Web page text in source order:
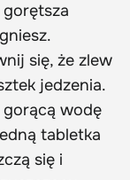
się, że zlew
jedzenia.
wodę
tabletka
się i